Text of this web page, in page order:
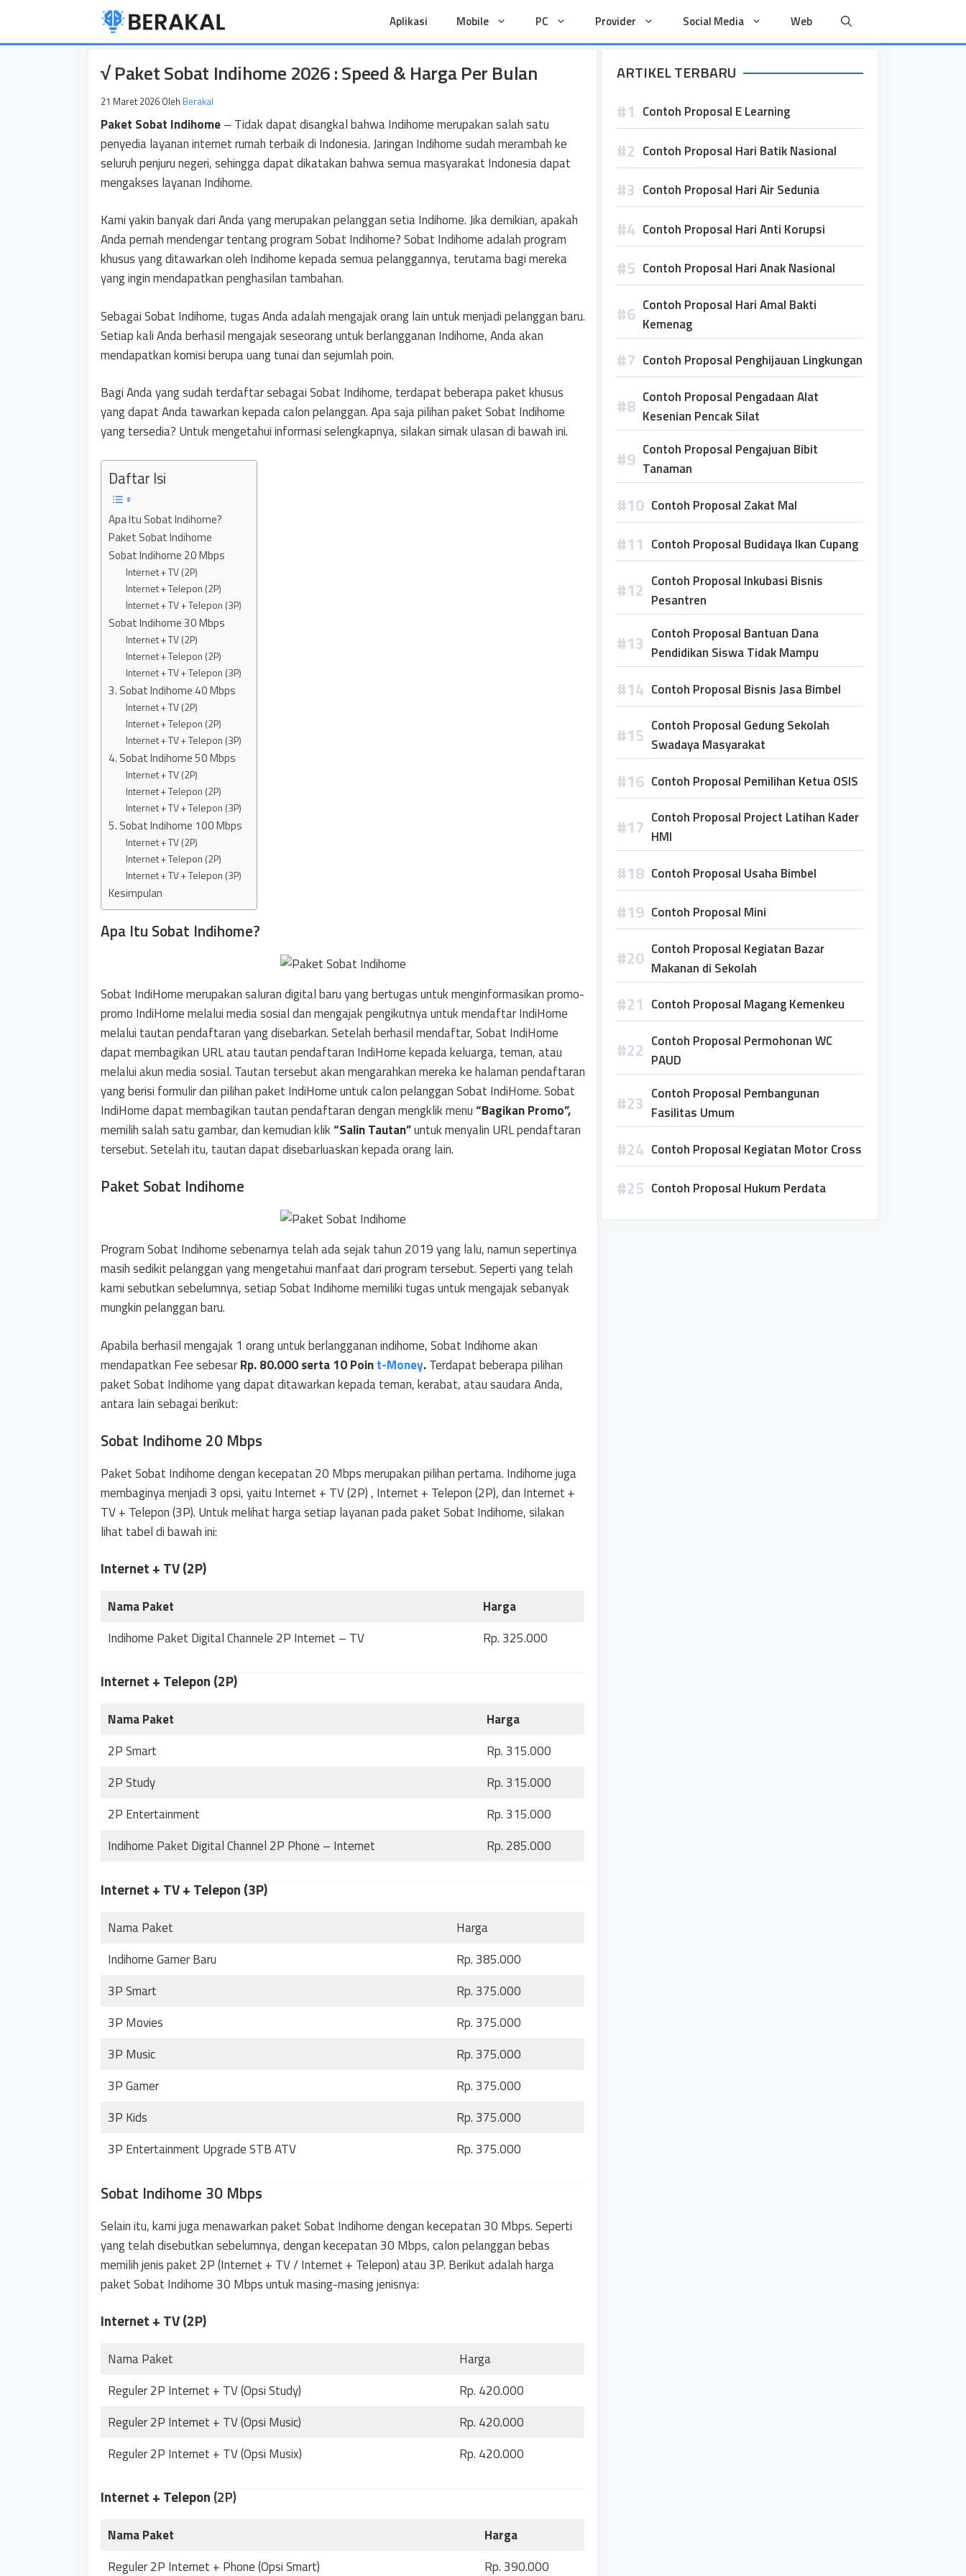
isi
Aplikasi Mobile PC Provider Social Media Web
√ Paket Sobat Indihome 2026 : Speed & Harga Per Bulan
21 Maret 2026 Oleh Berakal
Paket Sobat Indihome– Tidak dapat disangkal bahwa Indihome merupakan salah satu
penyedia layanan internet rumah terbaik di Indonesia. Jaringan Indihome sudah merambah ke
seluruh penjuru negeri, sehingga dapat dikatakan bahwa semua masyarakat Indonesia dapat
mengakses layanan Indihome.
Kami yakin banyak dari Anda yang merupakan pelanggan setia Indihome. Jika demikian, apakah
Anda pernah mendengar tentang program Sobat Indihome? Sobat Indihome adalah program
khusus yang ditawarkan oleh Indihome kepada semua pelanggannya, terutama bagi mereka
yang ingin mendapatkan penghasilan tambahan.
Sebagai Sobat Indihome, tugas Anda adalah mengajak orang lain untuk menjadi pelanggan baru.
Setiap kali Anda berhasil mengajak seseorang untuk berlangganan Indihome, Anda akan
mendapatkan komisi berupa uang tunai dan sejumlah poin.
Bagi Anda yang sudah terdaftar sebagai Sobat Indihome, terdapat beberapa paket khusus
yang dapat Anda tawarkan kepada calon pelanggan. Apa saja pilihan paket Sobat Indihome
yang tersedia? Untuk mengetahui informasi selengkapnya, silakan simak ulasan di bawah ini.
Daftar Isi
Apa Itu Sobat Indihome?
Paket Sobat Indihome
Sobat Indihome 20 Mbps
Internet + TV (2P)
Internet + Telepon (2P)
Internet + TV + Telepon (3P)
Sobat Indihome 30 Mbps
Internet + TV (2P)
Internet + Telepon (2P)
Internet + TV + Telepon (3P)
3. Sobat Indihome 40 Mbps
Internet + TV (2P)
Internet + Telepon (2P)
Internet + TV + Telepon (3P)
4. Sobat Indihome 50 Mbps
Internet + TV (2P)
Internet + Telepon (2P)
Internet + TV + Telepon (3P)
5. Sobat Indihome 100 Mbps
Internet + TV (2P)
Internet + Telepon (2P)
Internet + TV + Telepon (3P)
Kesimpulan
Apa Itu Sobat Indihome?
Sobat IndiHome merupakan saluran digital baru yang bertugas untuk menginformasikan promo-
promo IndiHome melalui media sosial dan mengajak pengikutnya untuk mendaftar IndiHome
melalui tautan pendaftaran yang disebarkan. Setelah berhasil mendaftar, Sobat IndiHome
dapat membagikan URL atau tautan pendaftaran IndiHome kepada keluarga, teman, atau
melalui akun media sosial. Tautan tersebut akan mengarahkan mereka ke halaman pendaftaran
yang berisi formulir dan pilihan paket IndiHome untuk calon pelanggan Sobat IndiHome. Sobat
IndiHome dapat membagikan tautan pendaftaran dengan mengklik menu“Bagikan Promo”,
memilih salah satu gambar, dan kemudian klik“Salin Tautan”untuk menyalin URL pendaftaran
tersebut. Setelah itu, tautan dapat disebarluaskan kepada orang lain.
Paket Sobat Indihome
Program Sobat Indihome sebenarnya telah ada sejak tahun 2019 yang lalu, namun sepertinya
masih sedikit pelanggan yang mengetahui manfaat dari program tersebut. Seperti yang telah
kami sebutkan sebelumnya, setiap Sobat Indihome memiliki tugas untuk mengajak sebanyak
mungkin pelanggan baru.
Apabila berhasil mengajak 1 orang untuk berlangganan indihome, Sobat Indihome akan
mendapatkan Fee sebesarRp. 80.000 serta 10 Point-Money.Terdapat beberapa pilihan
paket Sobat Indihome yang dapat ditawarkan kepada teman, kerabat, atau saudara Anda,
antara lain sebagai berikut:
Sobat Indihome 20 Mbps
Paket Sobat Indihome dengan kecepatan 20 Mbps merupakan pilihan pertama. Indihome juga
membaginya menjadi 3 opsi, yaitu Internet + TV (2P) , Internet + Telepon (2P), dan Internet +
TV + Telepon (3P). Untuk melihat harga setiap layanan pada paket Sobat Indihome, silakan
lihat tabel di bawah ini:
Internet + TV (2P)
Nama Paket
Harga
Indihome Paket Digital Channele 2P Internet – TV
Rp. 325.000
Internet + Telepon (2P)
Nama Paket
Harga
2P Smart
Rp. 315.000
2P Study
Rp. 315.000
2P Entertainment
Rp. 315.000
Indihome Paket Digital Channel 2P Phone – Internet
Rp. 285.000
Internet + TV + Telepon (3P)
Nama Paket
Harga
Indihome Gamer Baru
Rp. 385.000
3P Smart
Rp. 375.000
3P Movies
Rp. 375.000
3P Music
Rp. 375.000
3P Gamer
Rp. 375.000
3P Kids
Rp. 375.000
3P Entertainment Upgrade STB ATV
Rp. 375.000
Sobat Indihome 30 Mbps
Selain itu, kami juga menawarkan paket Sobat Indihome dengan kecepatan 30 Mbps. Seperti
yang telah disebutkan sebelumnya, dengan kecepatan 30 Mbps, calon pelanggan bebas
memilih jenis paket 2P (Internet + TV / Internet + Telepon) atau 3P. Berikut adalah harga
paket Sobat Indihome 30 Mbps untuk masing-masing jenisnya:
Internet + TV (2P)
Nama Paket
Harga
Reguler 2P Internet + TV (Opsi Study)
Rp. 420.000
Reguler 2P Internet + TV (Opsi Music)
Rp. 420.000
Reguler 2P Internet + TV (Opsi Musix)
Rp. 420.000
Internet + Telepon (2P)
Nama Paket
Harga
Reguler 2P Internet + Phone (Opsi Smart)
Rp. 390.000
ARTIKEL TERBARU
Contoh Proposal E Learning
Contoh Proposal Hari Batik Nasional
Contoh Proposal Hari Air Sedunia
Contoh Proposal Hari Anti Korupsi
Contoh Proposal Hari Anak Nasional
Contoh Proposal Hari Amal Bakti
Kemenag
Contoh Proposal Penghijauan Lingkungan
Contoh Proposal Pengadaan Alat
Kesenian Pencak Silat
Contoh Proposal Pengajuan Bibit
Tanaman
Contoh Proposal Zakat Mal
Contoh Proposal Budidaya Ikan Cupang
Contoh Proposal Inkubasi Bisnis
Pesantren
Contoh Proposal Bantuan Dana
Pendidikan Siswa Tidak Mampu
Contoh Proposal Bisnis Jasa Bimbel
Contoh Proposal Gedung Sekolah
Swadaya Masyarakat
Contoh Proposal Pemilihan Ketua OSIS
Contoh Proposal Project Latihan Kader
HMI
Contoh Proposal Usaha Bimbel
Contoh Proposal Mini
Contoh Proposal Kegiatan Bazar
Makanan di Sekolah
Contoh Proposal Magang Kemenkeu
Contoh Proposal Permohonan WC
PAUD
Contoh Proposal Pembangunan
Fasilitas Umum
Contoh Proposal Kegiatan Motor Cross
Contoh Proposal Hukum Perdata